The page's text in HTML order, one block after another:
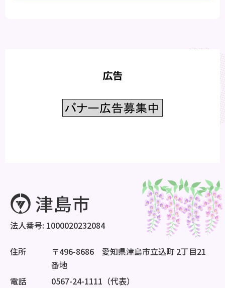
広告
法人番号: 1000020232084
住所
〒496-8686 愛知県津島市立込町 2丁目21
番地
電話
0567-24-1111（代表）